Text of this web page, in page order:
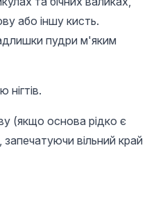
або іншу кисть.
пудри м'яким
(якщо основа рідко є
вільний край